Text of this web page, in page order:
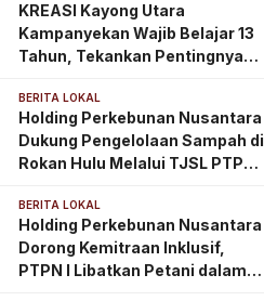
Timur
KREASI Kayong Utara
Kampanyekan Wajib Belajar 13
Tahun, Tekankan Pentingnya
Dini
BERITA LOKAL
Holding Perkebunan Nusantara
Dukung Pengelolaan Sampah di
Rokan Hulu Melalui TJSL PTPN
BERITA LOKAL
Holding Perkebunan Nusantara
Dorong Kemitraan Inklusif,
PTPN I Libatkan Petani dalam